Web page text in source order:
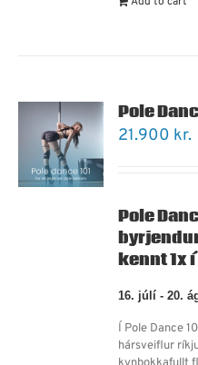
Pole
21.900 kr.
Pole
kennt 1x
16. júlí - 20.
Í Pole Dance
hársveiflur